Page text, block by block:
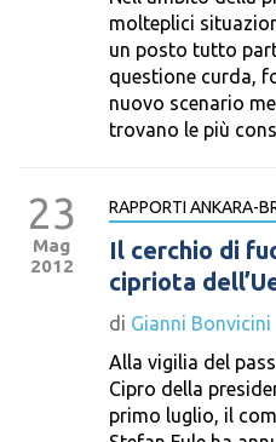
molteplici
un posto tutto
questione curda,
nuovo scenario
trovano le più
23
Mag
2012
RAPPORTI ANKARA-
Il cerchio di
cipriota
di Gianni Bonvicini
Alla vigilia del
Cipro della
primo luglio, il